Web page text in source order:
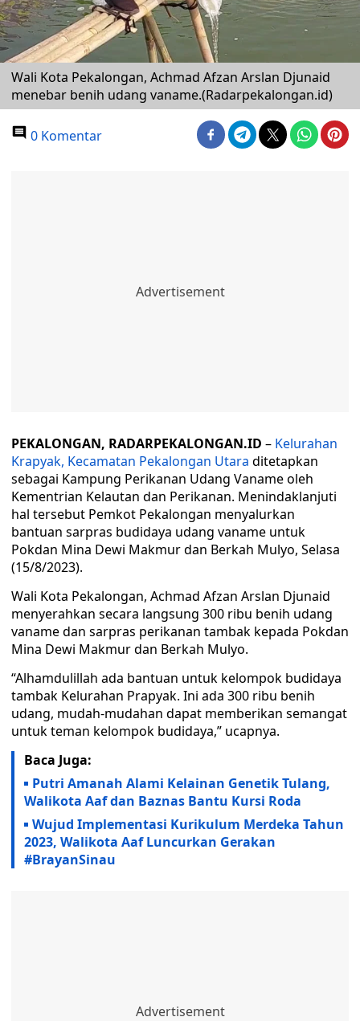
Wali Kota Pekalongan, Achmad Afzan Arslan Djunaid
menebar benih udang vaname.(Radarpekalongan.id)
0 Komentar
PEKALONGAN, RADARPEKALONGAN.ID – Kelurahan
Krapyak, Kecamatan Pekalongan Utara ditetapkan
sebagai Kampung Perikanan Udang Vaname oleh
Kementrian Kelautan dan Perikanan. Menindaklanjuti
hal tersebut Pemkot Pekalongan menyalurkan
bantuan sarpras budidaya udang vaname untuk
Pokdan Mina Dewi Makmur dan Berkah Mulyo, Selasa
(15/8/2023).
Wali Kota Pekalongan, Achmad Afzan Arslan Djunaid
menyerahkan secara langsung 300 ribu benih udang
vaname dan sarpras perikanan tambak kepada Pokdan
Mina Dewi Makmur dan Berkah Mulyo.
“Alhamdulillah ada bantuan untuk kelompok budidaya
tambak Kelurahan Prapyak. Ini ada 300 ribu benih
udang, mudah-mudahan dapat memberikan semangat
untuk teman kelompok budidaya,” ucapnya.
Baca Juga:
Putri Amanah Alami Kelainan Genetik Tulang,
Walikota Aaf dan Baznas Bantu Kursi Roda
Wujud Implementasi Kurikulum Merdeka Tahun
2023, Walikota Aaf Luncurkan Gerakan
#BrayanSinau